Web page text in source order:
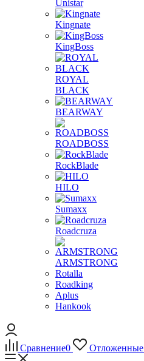
Unistar
Kingnate
KingBoss
ROYAL
BLACK
BEARWAY
ROADBOSS
RockBlade
HILO
Sumaxx
Roadcruza
ARMSTRONG
Rotalla
Roadking
Aplus
Hankook
Сравнение0 Отложенные